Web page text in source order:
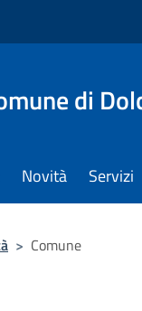
di
Novità Servizi
> Comune